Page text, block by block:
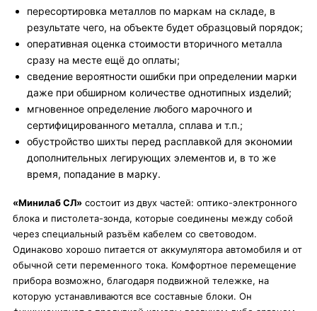
пересортировка металлов по маркам на складе, в
результате чего, на объекте будет образцовый порядок;
оперативная оценка стоимости вторичного металла
сразу на месте ещё до оплаты;
сведение вероятности ошибки при определении марки
даже при обширном количестве однотипных изделий;
мгновенное определение любого марочного и
сертифицированного металла, сплава и т.п.;
обустройство шихты перед расплавкой для экономии
дополнительных легирующих элементов и, в то же
время, попадание в марку.
«Минилаб СЛ» состоит из двух частей: оптико-электронного
блока и пистолета-зонда, которые соединены между собой
через специальный разъём кабелем со световодом.
Одинаково хорошо питается от аккумулятора автомобиля и от
обычной сети переменного тока. Комфортное перемещение
прибора возможно, благодаря подвижной тележке, на
которую устанавливаются все составные блоки. Он